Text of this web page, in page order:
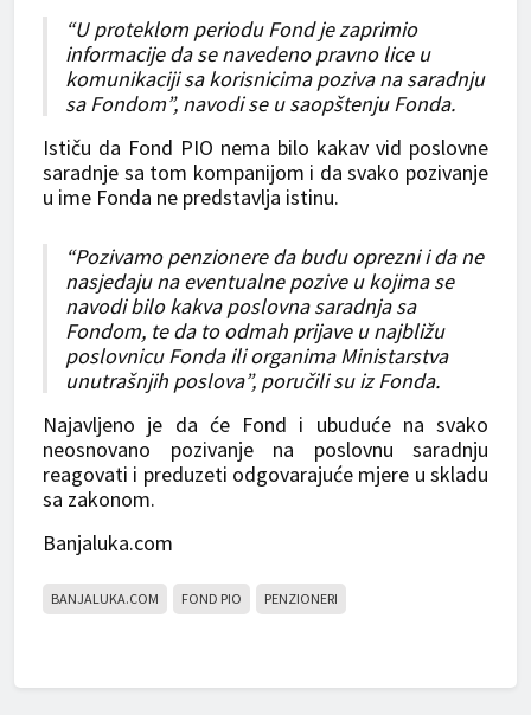
“U proteklom periodu Fond je zaprimio
informacije da se navedeno pravno lice u
komunikaciji sa korisnicima poziva na saradnju
sa Fondom”, navodi se u saopštenju Fonda.
Ističu da Fond PIO nema bilo kakav vid poslovne
saradnje sa tom kompanijom i da svako pozivanje
u ime Fonda ne predstavlja istinu.
“Pozivamo penzionere da budu oprezni i da ne
nasjedaju na eventualne pozive u kojima se
navodi bilo kakva poslovna saradnja sa
Fondom, te da to odmah prijave u najbližu
poslovnicu Fonda ili organima Ministarstva
unutrašnjih poslova”, poručili su iz Fonda.
Najavljeno je da će Fond i ubuduće na svako
neosnovano pozivanje na poslovnu saradnju
reagovati i preduzeti odgovarajuće mjere u skladu
sa zakonom.
Banjaluka.com
BANJALUKA.COM FOND PIO PENZIONERI